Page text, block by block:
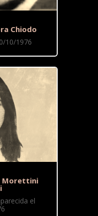
Chiodo
10/1976
Morettini
el